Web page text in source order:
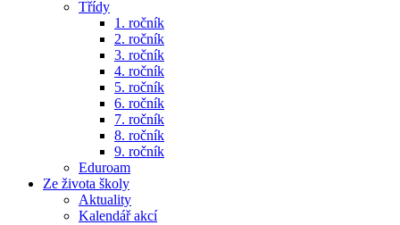
Třídy
1. ročník
2. ročník
3. ročník
4. ročník
5. ročník
6. ročník
7. ročník
8. ročník
9. ročník
Eduroam
Ze života školy
Aktuality
Kalendář akcí